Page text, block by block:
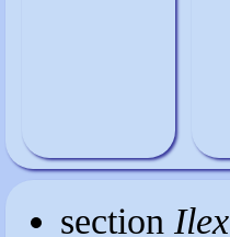
section Ilex